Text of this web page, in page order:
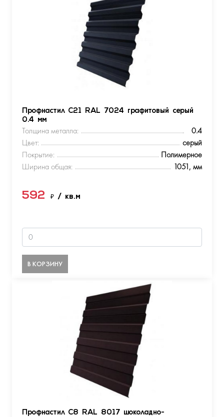
Профнастил С21 RAL 7024 графитовый серый
0.4 мм
Толщина металла:
0.4
Цвет:
серый
Покрытие:
Полимерное
Ширина общая:
1051, мм
592 ₽ / кв.м
В КОРЗИНУ
Профнастил С8 RAL 8017 шоколадно-